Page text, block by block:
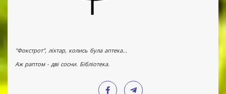
"Фокстрот", ліхтар, колись була аптека...
Аж раптом - дві сосни. Бібліотека.